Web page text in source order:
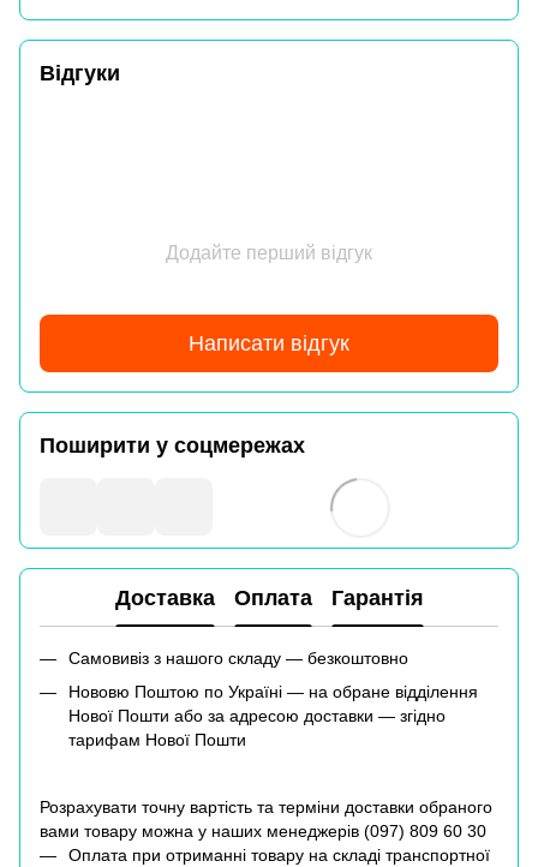
Відгуки
Додайте перший відгук
Написати відгук
Поширити у соцмережах
Доставка Оплата Гарантія
Самовивіз з нашого складу — безкоштовно
Нововю Поштою по Україні — на обране відділення
Нової Пошти або за адресою доставки — згідно
тарифам Нової Пошти
Розрахувати точну вартість та терміни доставки обраного
вами товару можна у наших менеджерів (097) 809 60 30
Оплата при отриманні товару на складі транспортної